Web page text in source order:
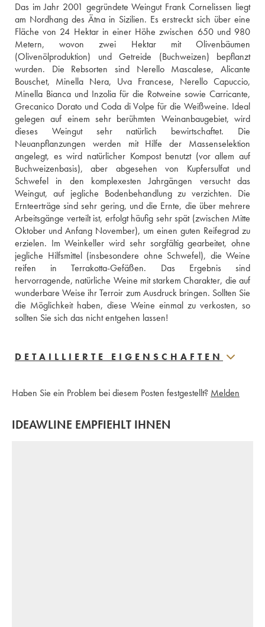
Das im Jahr 2001 gegründete Weingut Frank Cornelissen liegt
am Nordhang des Ätna in Sizilien. Es erstreckt sich über eine
Fläche von 24 Hektar in einer Höhe zwischen 650 und 980
Metern, wovon zwei Hektar mit Olivenbäumen
(Olivenölproduktion) und Getreide (Buchweizen) bepflanzt
wurden. Die Rebsorten sind Nerello Mascalese, Alicante
Bouschet, Minella Nera, Uva Francese, Nerello Capuccio,
Minella Bianca und Inzolia für die Rotweine sowie Carricante,
Grecanico Dorato und Coda di Volpe für die Weißweine. Ideal
gelegen auf einem sehr berühmten Weinanbaugebiet, wird
dieses Weingut sehr natürlich bewirtschaftet. Die
Neuanpflanzungen werden mit Hilfe der Massenselektion
angelegt, es wird natürlicher Kompost benutzt (vor allem auf
Buchweizenbasis), aber abgesehen von Kupfersulfat und
Schwefel in den komplexesten Jahrgängen versucht das
Weingut, auf jegliche Bodenbehandlung zu verzichten. Die
Ernteerträge sind sehr gering, und die Ernte, die über mehrere
Arbeitsgänge verteilt ist, erfolgt häufig sehr spät (zwischen Mitte
Oktober und Anfang November), um einen guten Reifegrad zu
erzielen. Im Weinkeller wird sehr sorgfältig gearbeitet, ohne
jegliche Hilfsmittel (insbesondere ohne Schwefel), die Weine
reifen in Terrakotta-Gefäßen. Das Ergebnis sind
hervorragende, natürliche Weine mit starkem Charakter, die auf
wunderbare Weise ihr Terroir zum Ausdruck bringen. Sollten Sie
die Möglichkeit haben, diese Weine einmal zu verkosten, so
sollten Sie sich das nicht entgehen lassen!
DETAILLIERTE EIGENSCHAFTEN
Haben Sie ein Problem bei diesem Posten festgestellt? Melden
IDEAWLINE EMPFIEHLT IHNEN